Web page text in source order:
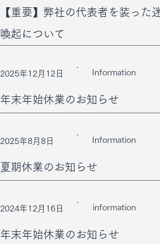
【重要】弊社の代表者を装った
喚起について
2025年12月12日 Information
年末年始休業のお知らせ
2025年8月8日 Information
夏期休業のお知らせ
2024年12月16日 information
年末年始休業のお知らせ